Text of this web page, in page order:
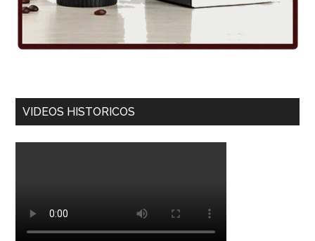
VIDEOS HISTORICOS